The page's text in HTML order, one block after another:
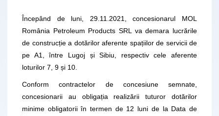
Începând de luni, 29.11.2021, concesionarul MOL
România Petroleum Products SRL va demara lucrările
de construcție a dotărilor aferente spațiilor de servicii de
pe A1, între Lugoj și Sibiu, respectiv cele aferente
loturilor 7, 9 și 10.
Conform contractelor de concesiune semnate,
concesionarii au obligația realizării tuturor dotărilor
minime obligatorii în termen de 12 luni de la Data de